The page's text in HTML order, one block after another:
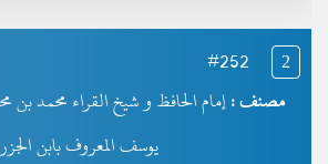
2
#252
مصنف :إمام الحافظ و شيخ القراء محمد بن
يوسف المعروف بابن